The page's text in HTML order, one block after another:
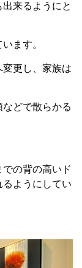
来るようにと
ます。
更し、家族は
どで散らかる
の背の高いド
ようにしてい